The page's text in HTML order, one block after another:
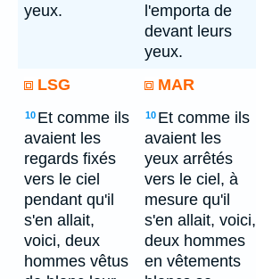
yeux.
l'emporta de
devant leurs
yeux.
LSG
MAR
10 Et comme ils
avaient les
regards fixés
vers le ciel
pendant qu'il
s'en allait,
voici, deux
hommes vêtus
10 Et comme ils
avaient les
yeux arrêtés
vers le ciel, à
mesure qu'il
s'en allait, voici,
deux hommes
en vêtements